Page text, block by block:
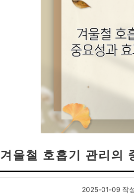
겨울철 호흡기 관리의
2025-01-09 작